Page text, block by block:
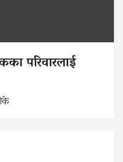
परिवारलाई